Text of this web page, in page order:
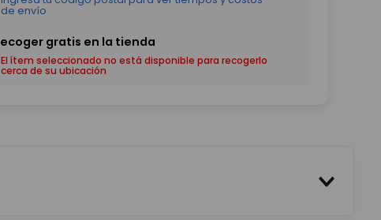
El ítem seleccionado no está disponible para recogerlo
cerca de su ubicación